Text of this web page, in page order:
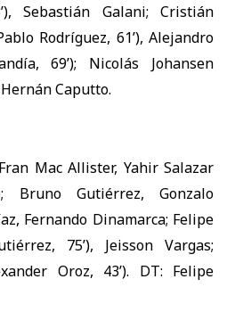
Sebastián Galani; Cristián
Rodríguez, 61’), Alejandro
69’); Nicolás Johansen
Hernán Caputto.
Mac Allister, Yahir Salazar
Bruno Gutiérrez, Gonzalo
Fernando Dinamarca; Felipe
75’), Jeisson Vargas;
Oroz, 43’). DT: Felipe